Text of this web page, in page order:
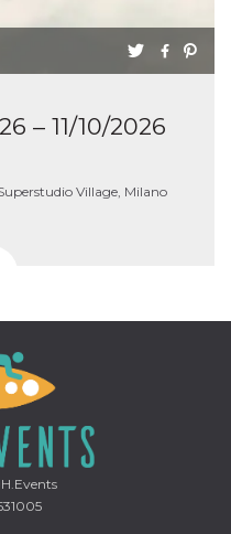
– 11/10/2026
Village, Milano